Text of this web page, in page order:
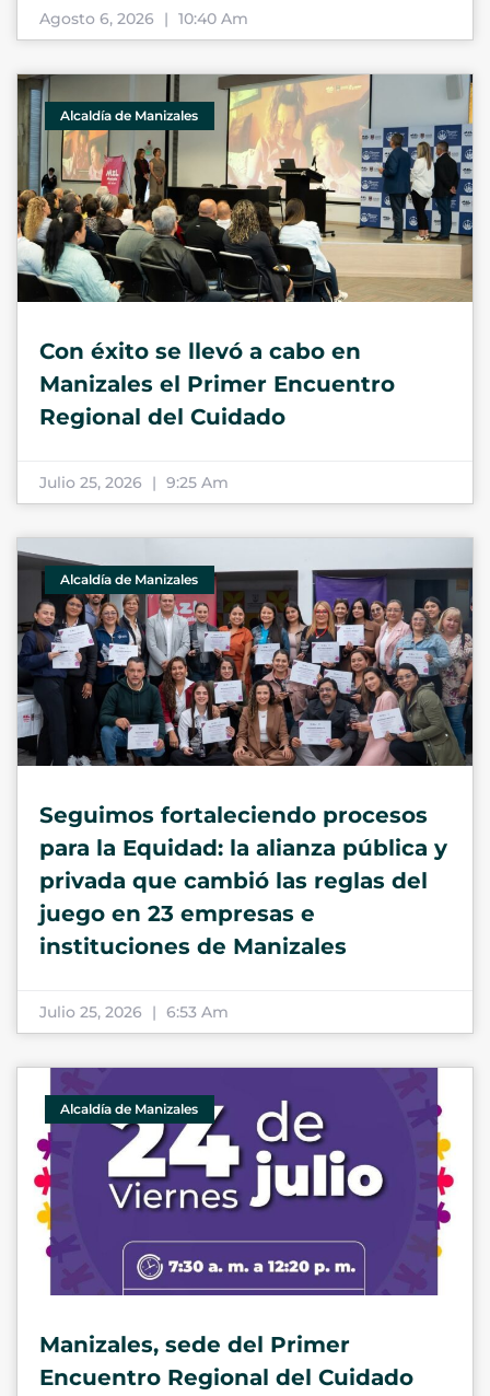
Agosto 6, 2026 10:40 Am
Alcaldía de Manizales
Con éxito se llevó a cabo en
Manizales el Primer Encuentro
Regional del Cuidado
Julio 25, 2026 9:25 Am
Alcaldía de Manizales
Seguimos fortaleciendo procesos
para la Equidad: la alianza pública y
privada que cambió las reglas del
juego en 23 empresas e
instituciones de Manizales
Julio 25, 2026 6:53 Am
Alcaldía de Manizales
Manizales, sede del Primer
Encuentro Regional del Cuidado